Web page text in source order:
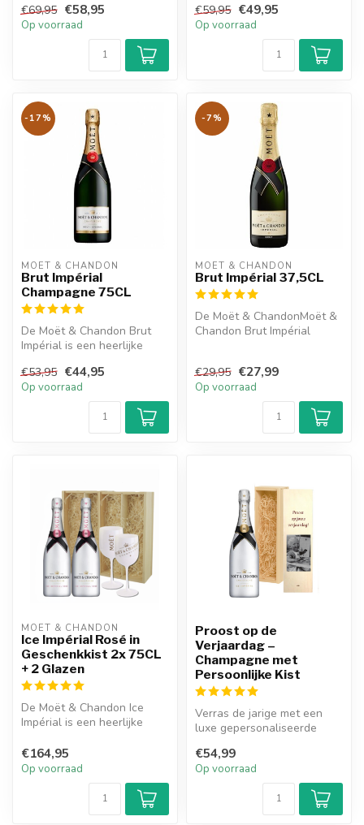
smaak door ...
€69,95 €58,95
Op voorraad
...
€59,95 €49,95
Op voorraad
-17%
MOËT & CHANDON
Brut Impérial
Champagne 75CL
De Moët & Chandon Brut
Impérial is een heerlijke
groe...
€53,95 €44,95
Op voorraad
-7%
MOËT & CHANDON
Brut Impérial 37,5CL
De Moët & ChandonMoët &
Chandon Brut Impérial
€29,95 €27,99
Op voorraad
MOËT & CHANDON
Ice Impérial Rosé in
Geschenkkist 2x 75CL
+ 2 Glazen
De Moët & Chandon Ice
Impérial is een heerlijke
fruiti...
€164,95
Op voorraad
Proost op de
Verjaardag –
Champagne met
Persoonlijke Kist
Verras de jarige met een
luxe gepersonaliseerde
champagne...
€54,99
Op voorraad